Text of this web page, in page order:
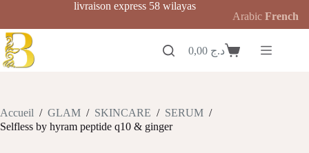
contenu
livraison express 58 wilayas
Panierد.ج
Accueil / GLAM / SKINCARE / SERUM /
Selfless by hyram peptide q10 & ginger
Arabic French